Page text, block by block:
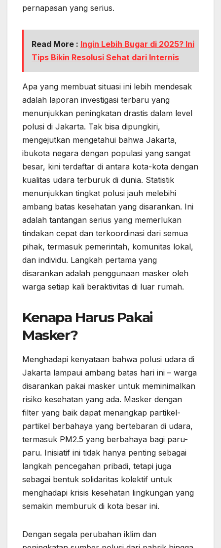
pernapasan yang serius.
Read More : Ingin Lebih Bugar di 2025? Ini
Tips Bikin Resolusi Sehat dari Internis
Apa yang membuat situasi ini lebih mendesak
adalah laporan investigasi terbaru yang
menunjukkan peningkatan drastis dalam level
polusi di Jakarta. Tak bisa dipungkiri,
mengejutkan mengetahui bahwa Jakarta,
ibukota negara dengan populasi yang sangat
besar, kini terdaftar di antara kota-kota dengan
kualitas udara terburuk di dunia. Statistik
menunjukkan tingkat polusi jauh melebihi
ambang batas kesehatan yang disarankan. Ini
adalah tantangan serius yang memerlukan
tindakan cepat dan terkoordinasi dari semua
pihak, termasuk pemerintah, komunitas lokal,
dan individu. Langkah pertama yang
disarankan adalah penggunaan masker oleh
warga setiap kali beraktivitas di luar rumah.
Kenapa Harus Pakai
Masker?
Menghadapi kenyataan bahwa polusi udara di
Jakarta lampaui ambang batas hari ini – warga
disarankan pakai masker untuk meminimalkan
risiko kesehatan yang ada. Masker dengan
filter yang baik dapat menangkap partikel-
partikel berbahaya yang bertebaran di udara,
termasuk PM2.5 yang berbahaya bagi paru-
paru. Inisiatif ini tidak hanya penting sebagai
langkah pencegahan pribadi, tetapi juga
sebagai bentuk solidaritas kolektif untuk
menghadapi krisis kesehatan lingkungan yang
semakin memburuk di kota besar ini.
Dengan segala perubahan iklim dan